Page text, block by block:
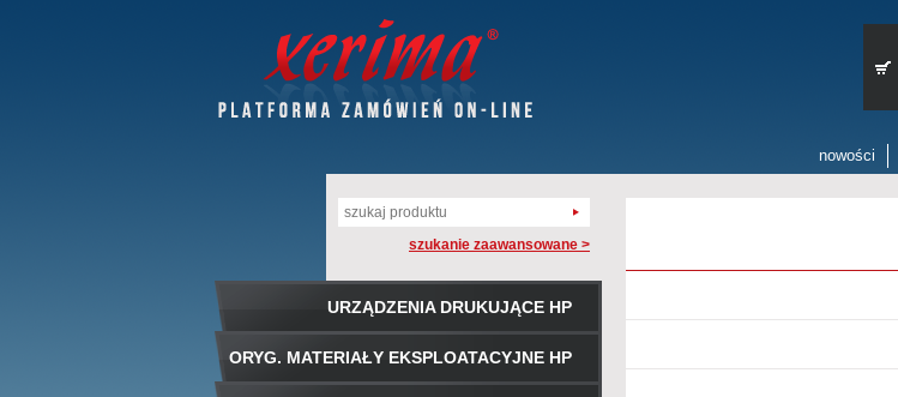
nowości
szukanie zaawansowane >
URZĄDZENIA DRUKUJĄCE HP
ORYG. MATERIAŁY EKSPLOATACYJNE HP